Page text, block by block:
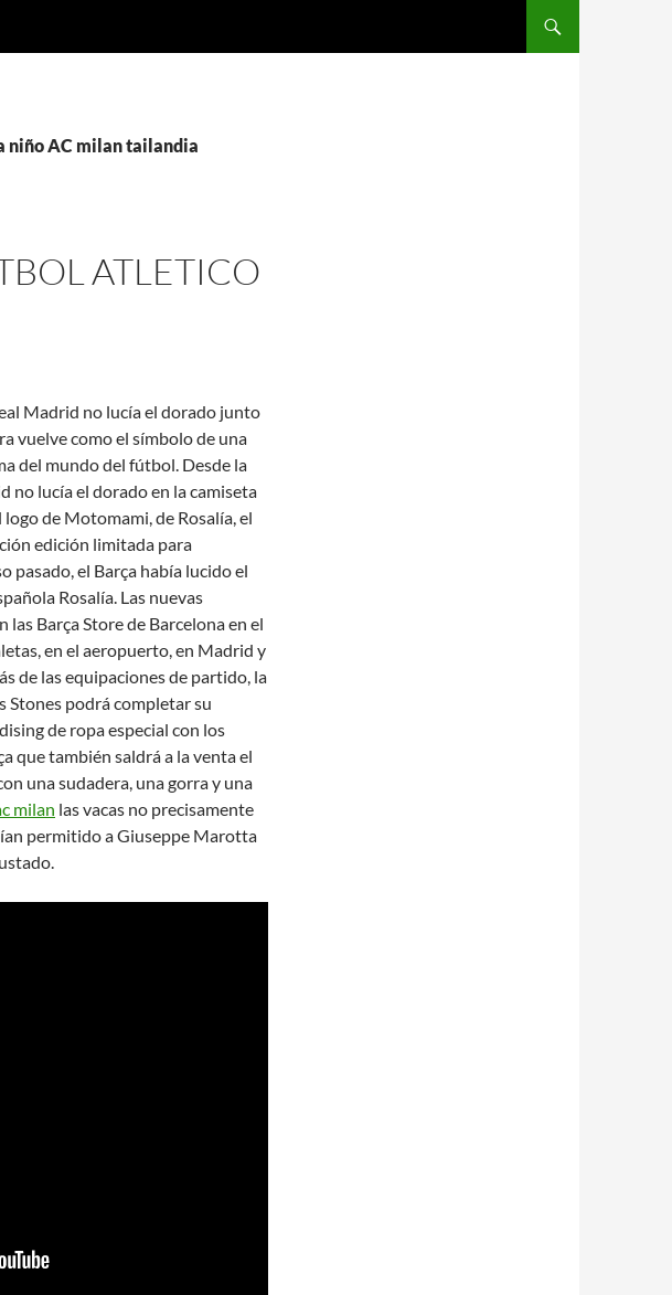
niño AC milan tailandia
ATLETICO
Madrid no lucía el dorado junto
vuelve como el símbolo de una
del mundo del fútbol. Desde la
no lucía el dorado en la camiseta
de Motomami, de Rosalía, el
edición limitada para
pasado, el Barça había lucido el
Rosalía. Las nuevas
las Barça Store de Barcelona en el
en el aeropuerto, en Madrid y
de las equipaciones de partido, la
Stones podrá completar su
de ropa especial con los
que también saldrá a la venta el
una sudadera, una gorra y una
milan las vacas no precisamente
permitido a Giuseppe Marotta